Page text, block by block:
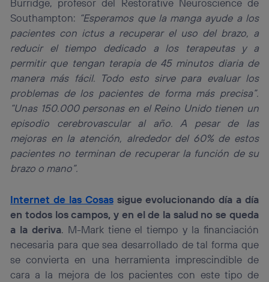
Burridge, profesor del Restorative Neuroscience de
Southampton: “Esperamos que la manga ayude a los
pacientes con ictus a recuperar el uso del brazo, a
reducir el tiempo dedicado a los terapeutas y a
permitir que tengan terapia de 45 minutos diaria de
manera más fácil. Todo esto sirve para evaluar los
problemas de los pacientes de forma más precisa”.
“Unas 150.000 personas en el Reino Unido tienen un
episodio cerebrovascular al año. A pesar de las
mejoras en la atención, alrededor del 60% de estos
pacientes no terminan de recuperar la función de su
brazo o mano”.
Internet de las Cosassigue evolucionando día a día
en todos los campos, y en el de la salud no se queda
a la deriva. M-Mark tiene el tiempo y la financiación
necesaria para que sea desarrollado de tal forma que
se convierta en una herramienta imprescindible de
cara a la mejora de los pacientes con este tipo de